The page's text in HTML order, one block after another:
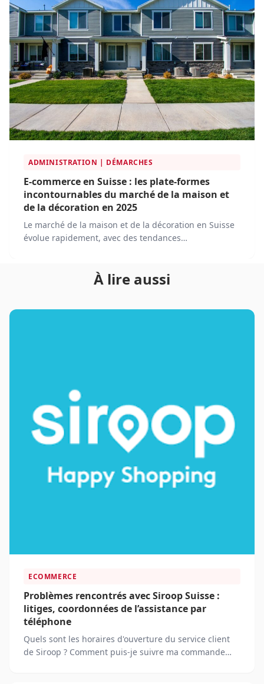
ADMINISTRATION | DÉMARCHES
E-commerce en Suisse : les plate-formes
incontournables du marché de la maison et
de la décoration en 2025
Le marché de la maison et de la décoration en Suisse
évolue rapidement, avec des tendances
commerce occupent une place centrale dans l'achat
À lire aussi
ECOMMERCE
Problèmes rencontrés avec Siroop Suisse :
litiges, coordonnées de l’assistance par
téléphone
Quels sont les horaires d'ouverture du service client
de Siroop ? Comment puis-je suivre ma commande